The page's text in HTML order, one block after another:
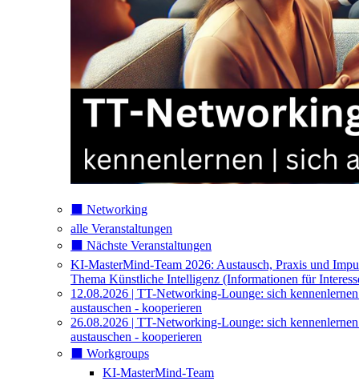
⬛️ Networking
alle Veranstaltungen
⬛️ Nächste Veranstaltungen
KI-MasterMind-Team 2026: Austausch, Praxis und
Thema Künstliche Intelligenz (Informationen für
12.08.2026 | TT-Networking-Lounge: sich
austauschen - kooperieren
26.08.2026 | TT-Networking-Lounge: sich
austauschen - kooperieren
⬛️ Workgroups
KI-MasterMind-Team